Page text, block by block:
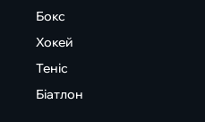
Бокс
Хокей
Теніс
Біатлон